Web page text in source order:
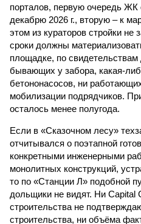
порталов, первую очередь
декабрю 2026 г., вторую – к
этом из кураторов стройки не
сроки должны
площадке, по
бывающих у забора, какая-
бетононасосов, ни
мобилизации подрядчиков.
осталось менее полугода.
Если в «Сказочном лесу»
отчитывался о поэтапной
конкретными инженерными
монолитных конструкций,
то по «Станции Л» подобной
дольщики не видят. Ни Capital
строительства не
строительства, ни объёма